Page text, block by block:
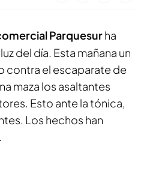
Parquesurha
del día. Esta mañana un
contra el escaparate de
maza los asaltantes
Esto ante la tónica,
Los hechos han